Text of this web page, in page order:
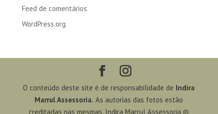
Feed de comentários
WordPress.org
O conteúdo deste site é de responsabilidade de Indira
Marrul Assessoria. As autorias das fotos estão
creditadas nas mesmas. Indira Marrul Assessoria ©